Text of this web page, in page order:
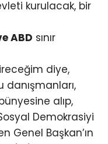
kurulacak, bir
ABD sınır
diye,
danışmanları,
alıp,
Demokrasiyi
Genel Başkan’ın